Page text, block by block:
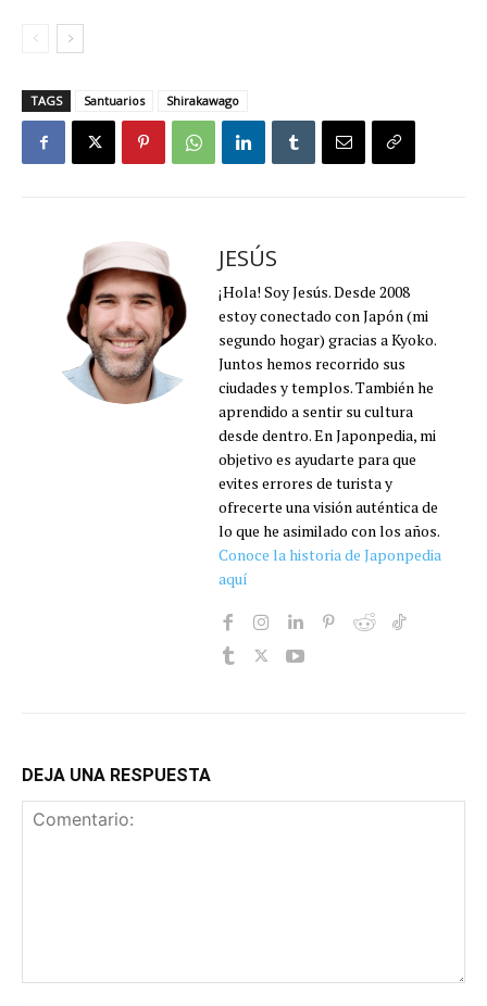
TAGS Santuarios Shirakawago
JESÚS
¡Hola! Soy Jesús. Desde 2008
estoy conectado con Japón (mi
segundo hogar) gracias a Kyoko.
Juntos hemos recorrido sus
ciudades y templos. También he
aprendido a sentir su cultura
desde dentro. En Japonpedia, mi
objetivo es ayudarte para que
evites errores de turista y
ofrecerte una visión auténtica de
lo que he asimilado con los años.
Conoce la historia de Japonpedia
aquí
DEJA UNA RESPUESTA